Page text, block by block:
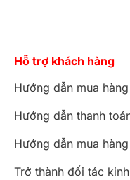
Hỗ trợ khách hàng
Hướng dẫn mua
Hướng dẫn thanh
Hướng dẫn mua
Trở thành đối tác